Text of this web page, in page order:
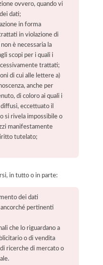
ovvero, quando vi
dati;
in forma
in violazione di
è necessaria la
scopi per i quali i
trattati;
di cui alle lettere a)
anche per
di coloro ai quali i
eccettuato il
si rivela impossibile o
manifestamente
tutelato;
in tutto o in parte:
dei dati
pertinenti
che lo riguardano a
o di vendita
ricerche di mercato o